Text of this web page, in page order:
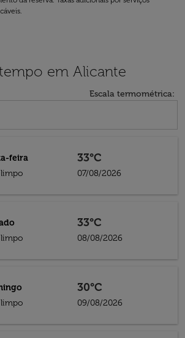
em Alicante
Escala termométrica:
feira
33°C
07/08/2026
33°C
08/08/2026
30°C
09/08/2026